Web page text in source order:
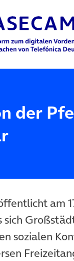
der
am
sich
sozialen